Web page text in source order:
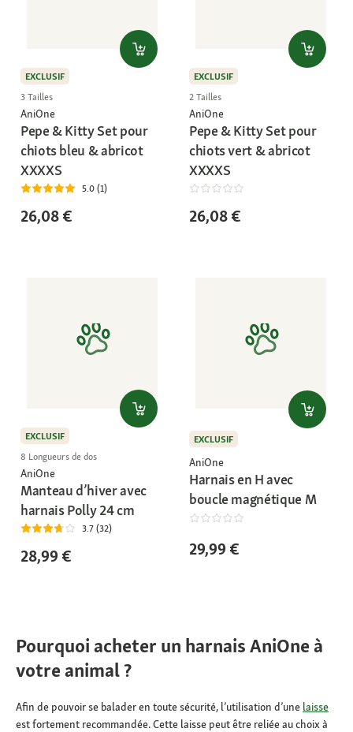
EXCLUSIF
3 Tailles
AniOne
Pepe & Kitty Set pour
chiots bleu & abricot
XXXXS
5.0 (1)
26,08 €
EXCLUSIF
2 Tailles
AniOne
Pepe & Kitty Set pour
chiots vert & abricot
XXXXS
26,08 €
EXCLUSIF
8 Longueurs de dos
AniOne
Manteau d’hiver avec
harnais Polly 24 cm
3.7 (32)
28,99 €
EXCLUSIF
AniOne
Harnais en H avec
boucle magnétique M
29,99 €
Pourquoi acheter un harnais AniOne à
votre animal ?
Afin de pouvoir se balader en toute sécurité, l’utilisation d’une laisse
est fortement recommandée. Cette laisse peut être reliée au choix à